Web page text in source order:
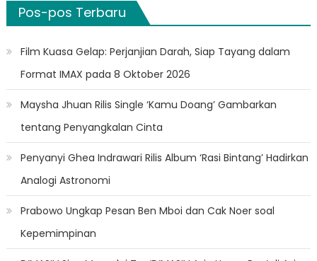
Pos-pos Terbaru
Film Kuasa Gelap: Perjanjian Darah, Siap Tayang dalam
Format IMAX pada 8 Oktober 2026
Maysha Jhuan Rilis Single ‘Kamu Doang’ Gambarkan
tentang Penyangkalan Cinta
Penyanyi Ghea Indrawari Rilis Album ‘Rasi Bintang’ Hadirkan
Analogi Astronomi
Prabowo Ungkap Pesan Ben Mboi dan Cak Noer soal
Kepemimpinan